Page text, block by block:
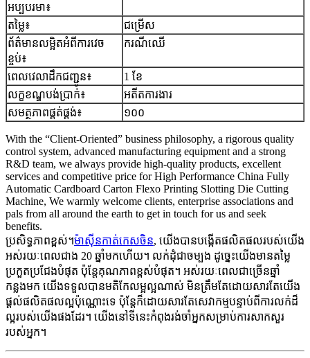
អប្បបរមា៖
តម្លៃ៖
ជម្រើស
ព័ត៌មានលម្អិតអំពីការវេច
ខ្ចប់៖
ករណីឈើ
ពេលវេលាដឹកជញ្ជូន៖
1 ខែ
លក្ខខណ្ឌបង់ប្រាក់៖
អតីតការងារ
សមត្ថភាពផ្គត់ផ្គង់៖
១០០
With the “Client-Oriented” business philosophy, a rigorous quality
control system, advanced manufacturing equipment and a strong
R&D team, we always provide high-quality products, excellent
services and competitive price for High Performance China Fully
Automatic Cardboard Carton Flexo Printing Slotting Die Cutting
Machine, We warmly welcome clients, enterprise associations and
pals from all around the earth to get in touch for us and seek
benefits.
ប្រសិទ្ធភាពខ្ពស់។ម៉ាស៊ីនកាត់កេសចិន, យើងបានបង្កើតផលិតផលរបស់យើង
អស់រយៈពេលជាង 20 ឆ្នាំមកហើយ។ លក់ដុំជាចម្បង ដូច្នេះយើងមានតម្លៃ
ប្រកួតប្រជែងបំផុត ប៉ុន្តែគុណភាពខ្ពស់បំផុត។ អស់រយៈពេលជាច្រើនឆ្នាំ
កន្លងមក យើងទទួលបានមតិកែលម្អល្អណាស់ មិនត្រឹមតែដោយសារតែយើង
ផ្តល់ផលិតផលល្អប៉ុណ្ណោះទេ ប៉ុន្តែក៏ដោយសារតែសេវាកម្មបន្ទាប់ពីការលក់ដ៏
ល្អរបស់យើងផងដែរ។ យើងនៅទីនេះកំពុងរង់ចាំអ្នកសម្រាប់ការសាកសួរ
របស់អ្នក។